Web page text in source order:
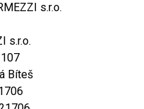
s.r.o.
s.r.o.
Bíteš